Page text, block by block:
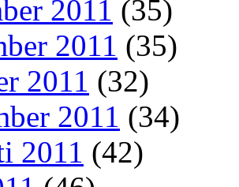
2011 (35)
2011 (35)
2011 (32)
2011 (34)
2011 (42)